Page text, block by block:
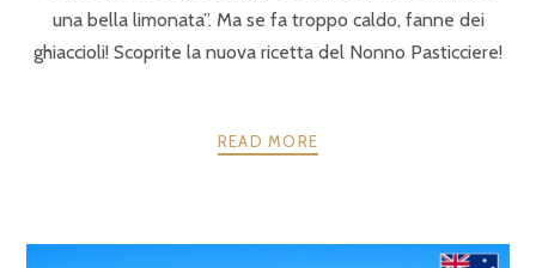
una bella limonata”. Ma se fa troppo caldo, fanne dei
ghiaccioli! Scoprite la nuova ricetta del Nonno Pasticciere!
READ MORE